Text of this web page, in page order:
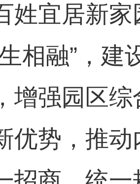
姓宜居新
相融”，
增强园区
优势，推